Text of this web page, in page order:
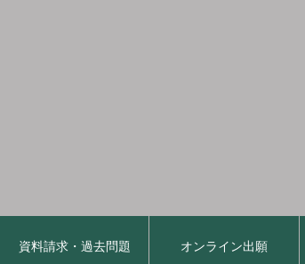
資料請求・過去問題 オンライン出願